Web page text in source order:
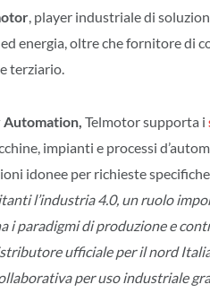
, player industriale di
energia, oltre che fornitore di
terziario.
Telmotor supporta i
impianti e processi
idonee per richieste
l’industria 4.0, un ruolo
i paradigmi di produzione e
ufficiale per il nord
per uso industriale